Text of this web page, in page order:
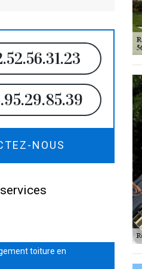
NOUS
toiture en